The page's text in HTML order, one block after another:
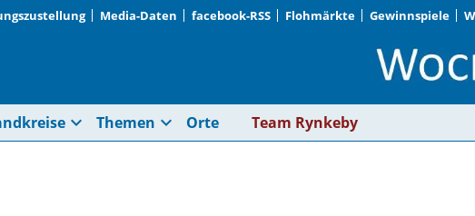
Media-Daten facebook-RSS Flohmärkte Gewinnspiele
Alles für das
expand_more Themen expand_more Orte Team Rynkeby